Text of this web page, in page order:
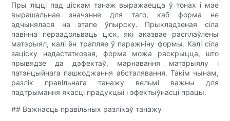
Пры ліцці пад ціскам танаж выражаецца ў тонах і мае
вырашальнае значэнне для таго, каб форма не
адчынялася на этапе ўпырску. Прыкладзеная сіла
павінна пераадольваць ціск, які аказвае расплаўлены
матэрыял, калі ён трапляе ў паражніну формы. Калі сіла
заціску недастатковая, форма можа раскрыцца, што
прывядзе да дэфектаў, марнавання матэрыялу і
патэнцыйнага пашкоджання абсталявання. Такім чынам,
разлік правільнага танажу вельмі важны для
падтрымання якасці прадукцыі і эфектыўнасці працы.
## Важнасць правільных разлікаў танажу